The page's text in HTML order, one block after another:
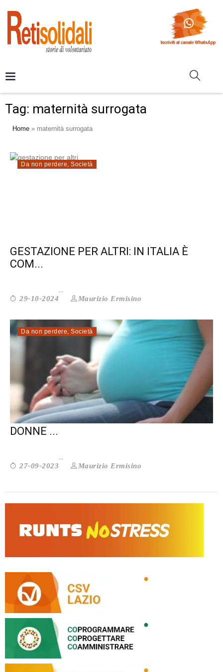
Tag: maternità surrogata
Home » maternità surrogata
Da non perdere, Società
GESTAZIONE PER ALTRI: IN ITALIA È
COM...
29-10-2024 Maurizio Ermisino
Da non perdere, Società
GESTAZIONE PER ALTRI: SIANO LE
DONNE ...
27-09-2023 Maurizio Ermisino